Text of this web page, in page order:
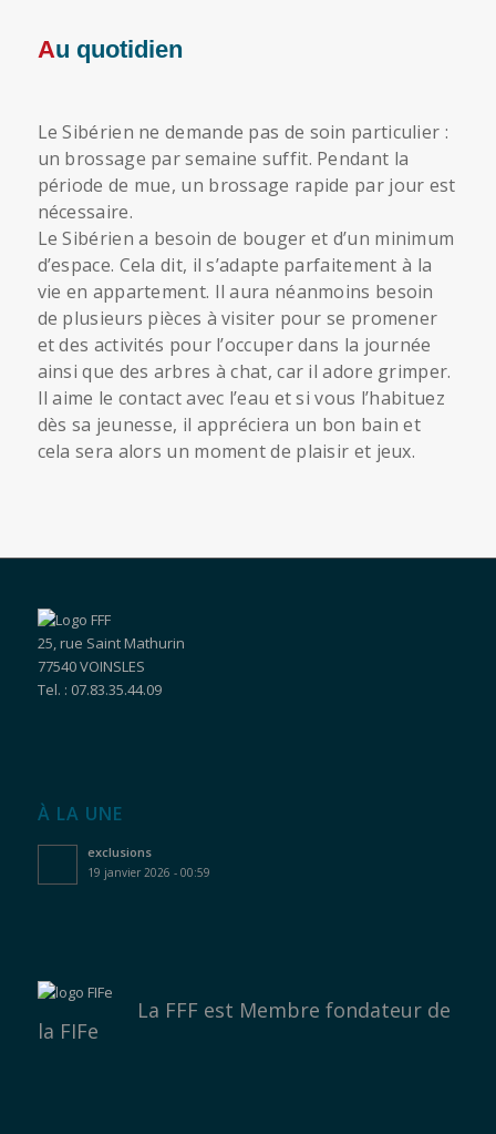
Au quotidien
Le Sibérien ne demande pas de soin particulier :
un brossage par semaine suffit. Pendant la
période de mue, un brossage rapide par jour est
nécessaire.
Le Sibérien a besoin de bouger et d’un minimum
d’espace. Cela dit, il s’adapte parfaitement à la
vie en appartement. Il aura néanmoins besoin
de plusieurs pièces à visiter pour se promener
et des activités pour l’occuper dans la journée
ainsi que des arbres à chat, car il adore grimper.
Il aime le contact avec l’eau et si vous l’habituez
dès sa jeunesse, il appréciera un bon bain et
cela sera alors un moment de plaisir et jeux.
25, rue Saint Mathurin
77540 VOINSLES
Tel. : 07.83.35.44.09
À LA UNE
exclusions
19 janvier 2026 - 00:59
La FFF est Membre fondateur de
la FIFe